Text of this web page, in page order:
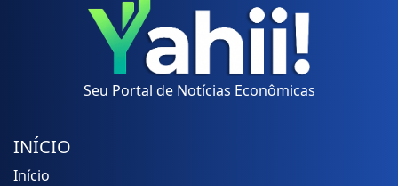
Seu Portal de Notícias Econômicas
INÍCIO
Início